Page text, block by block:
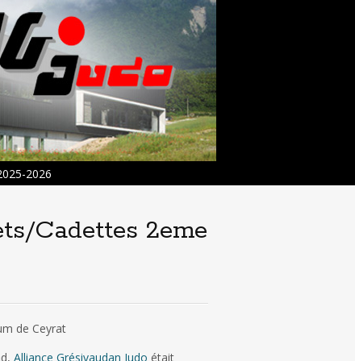
2026
Cadettes 2eme
de Ceyrat
Alliance Grésivaudan Judo était